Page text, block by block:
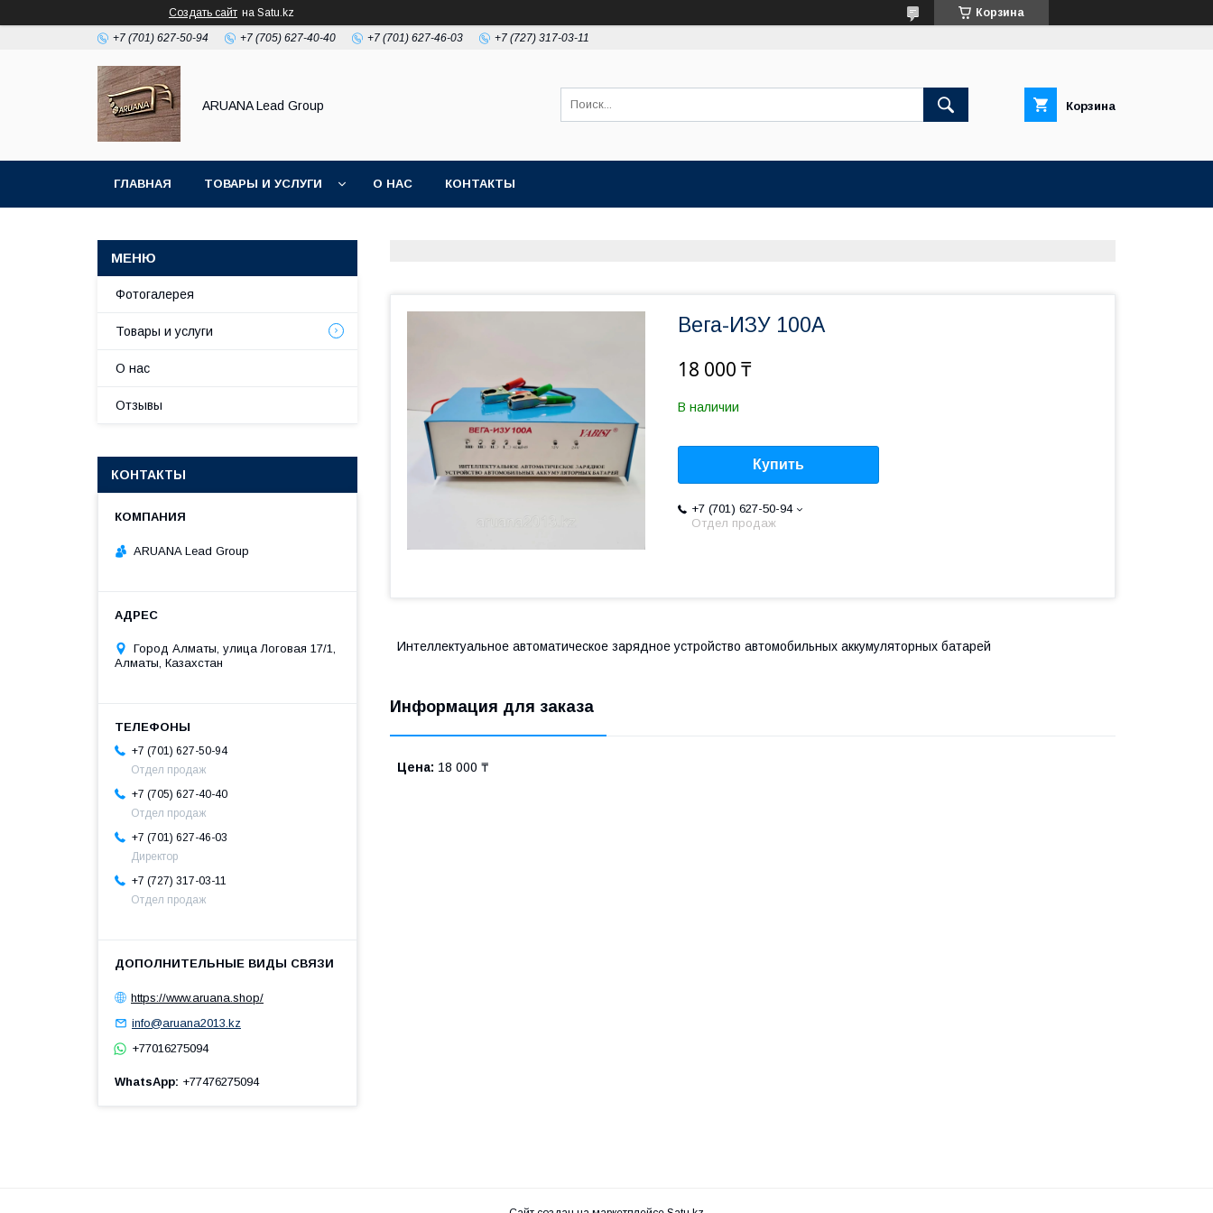
Создать сайт на Satu.kz Корзина
+7 (701) 627-50-94 +7 (705) 627-40-40 +7 (701) 627-46-03 +7 (727) 317-03-11
ARUANA Lead Group Корзина
ГЛАВНАЯ ТОВАРЫ И УСЛУГИ О НАС КОНТАКТЫ
Вега-ИЗУ 100А
18 000 ₸
В наличии
Купить
+7 (701) 627-50-94
Отдел продаж
Интеллектуальное автоматическое зарядное устройство автомобильных аккумуляторных батарей
Информация для заказа
Цена: 18 000 ₸
Фотогалерея
Товары и услуги
О нас
Отзывы
КОНТАКТЫ
ARUANA Lead Group
Город Алматы, улица Логовая 17/1,
Алматы, Казахстан
+7 (701) 627-50-94
Отдел продаж
+7 (705) 627-40-40
Отдел продаж
+7 (701) 627-46-03
Директор
+7 (727) 317-03-11
Отдел продаж
https://www.aruana.shop/
info@aruana2013.kz
+77016275094
WhatsApp +77476275094